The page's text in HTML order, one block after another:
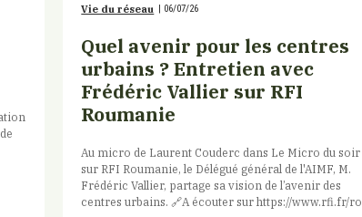
Vie du réseau | 06/07/26
Quel avenir pour les centres
urbains ? Entretien avec
Frédéric Vallier sur RFI
Roumanie
Au micro de Laurent Couderc dans Le Micro du soir
sur RFI Roumanie, le Délégué général de l'AIMF, M.
Frédéric Vallier, partage sa vision de l’avenir des
centres urbains. 🔗​A écouter sur https://www.rfi.fr/ro